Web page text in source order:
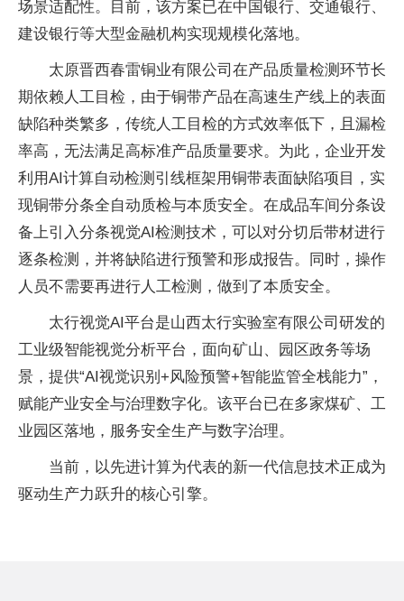
场景适配性。目前，该方案已在中国银行、交通银行、
建设银行等大型金融机构实现规模化落地。
太原晋西春雷铜业有限公司在产品质量检测环节长
期依赖人工目检，由于铜带产品在高速生产线上的表面
缺陷种类繁多，传统人工目检的方式效率低下，且漏检
率高，无法满足高标准产品质量要求。为此，企业开发
利用AI计算自动检测引线框架用铜带表面缺陷项目，实
现铜带分条全自动质检与本质安全。在成品车间分条设
备上引入分条视觉AI检测技术，可以对分切后带材进行
逐条检测，并将缺陷进行预警和形成报告。同时，操作
人员不需要再进行人工检测，做到了本质安全。
太行视觉AI平台是山西太行实验室有限公司研发的
工业级智能视觉分析平台，面向矿山、园区政务等场
景，提供“AI视觉识别+风险预警+智能监管全栈能力”，
赋能产业安全与治理数字化。该平台已在多家煤矿、工
业园区落地，服务安全生产与数字治理。
当前，以先进计算为代表的新一代信息技术正成为
驱动生产力跃升的核心引擎。